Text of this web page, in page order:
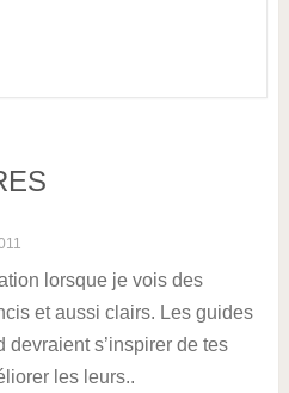
lorsque je vois des
et aussi clairs. Les guides
devraient s’inspirer de tes
les leurs..